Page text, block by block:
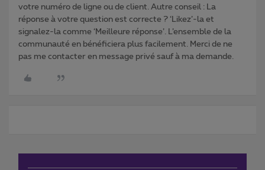
votre numéro de ligne ou de client. Autre conseil : La
réponse à votre question est correcte ? ‘Likez’-la et
signalez-la comme ‘Meilleure réponse’. L’ensemble de la
communauté en bénéficiera plus facilement. Merci de ne
pas me contacter en message privé sauf à ma demande.